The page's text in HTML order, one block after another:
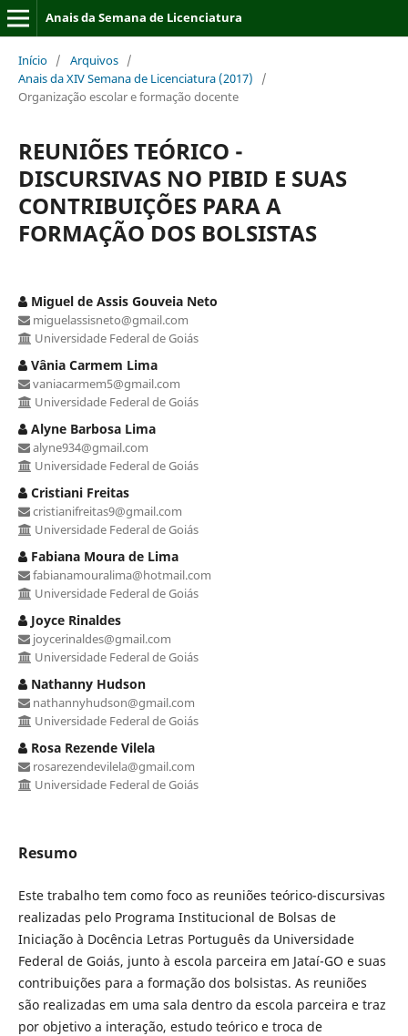
Anais da Semana de Licenciatura
Início / Arquivos /
Anais da XIV Semana de Licenciatura (2017)
/
Organização escolar e formação docente
REUNIÕES TEÓRICO -
DISCURSIVAS NO PIBID E SUAS
CONTRIBUIÇÕES PARA A
FORMAÇÃO DOS BOLSISTAS
Miguel de Assis Gouveia Neto
miguelassisneto@gmail.com
Universidade Federal de Goiás
Vânia Carmem Lima
vaniacarmem5@gmail.com
Universidade Federal de Goiás
Alyne Barbosa Lima
alyne934@gmail.com
Universidade Federal de Goiás
Cristiani Freitas
cristianifreitas9@gmail.com
Universidade Federal de Goiás
Fabiana Moura de Lima
fabianamouralima@hotmail.com
Universidade Federal de Goiás
Joyce Rinaldes
joycerinaldes@gmail.com
Universidade Federal de Goiás
Nathanny Hudson
nathannyhudson@gmail.com
Universidade Federal de Goiás
Rosa Rezende Vilela
rosarezendevilela@gmail.com
Universidade Federal de Goiás
Resumo
Este trabalho tem como foco as reuniões teórico-discursivas
realizadas pelo Programa Institucional de Bolsas de
Iniciação à Docência Letras Português da Universidade
Federal de Goiás, junto à escola parceira em Jataí-GO e suas
contribuições para a formação dos bolsistas. As reuniões
são realizadas em uma sala dentro da escola parceira e traz
por objetivo a interação, estudo teórico e troca de